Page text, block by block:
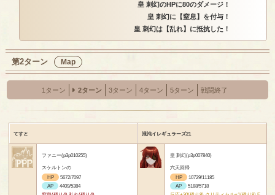
皇 刺幻のHPに80のダメージ！
皇 刺幻に【窒息】を付与！
皇 刺幻は【乱れ】に抵抗した！
第2ターン Map
1ターン 2ターン 3ターン 4ターン 5ターン 戦闘終了
てすと 混沌イレギュラーズ21
ファニー(p3p010255)
スケルトンの
HP
5672/7097
AP
4409/5384
皇 刺幻(p3p007840)
六天回帰
HP
10729/11185
AP
5188/5718